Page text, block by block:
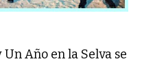
Año en la Selva se